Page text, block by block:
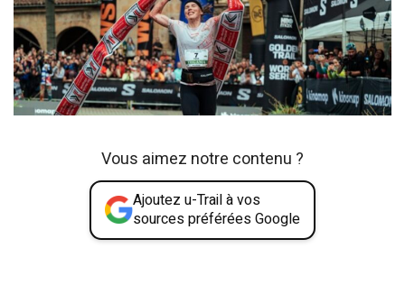
Vous aimez notre contenu ?
Ajoutez u-Trail à vos
sources préférées Google